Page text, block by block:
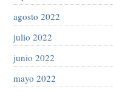
agosto 2022
julio 2022
junio 2022
mayo 2022